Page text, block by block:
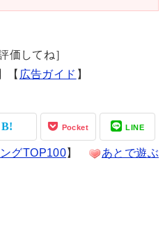
価してね］
【 広告ガイド 】
Pocket LINE
グTOP100】 あとで遊ぶ